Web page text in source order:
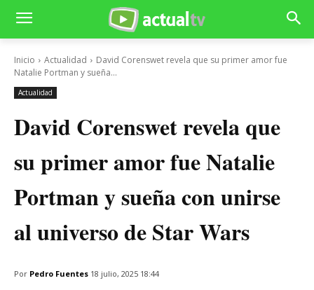
Inicio Actualidad
David Corenswet revela que su primer amor fue
Natalie Portman y sueña...
Actualidad
David Corenswet revela que
su primer amor fue Natalie
Portman y sueña con unirse
al universo de Star Wars
Por Pedro Fuentes 18 julio, 2025 18:44